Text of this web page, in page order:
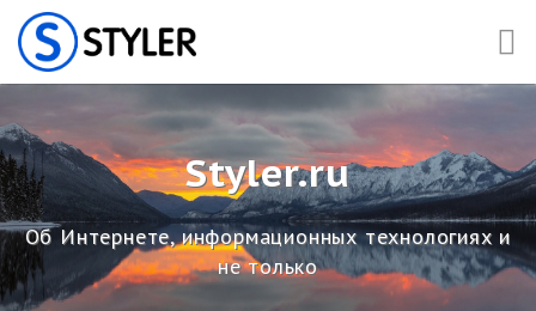
Skip
to
content
Styler.ru
Об Интернете, информационных технологиях и
не только